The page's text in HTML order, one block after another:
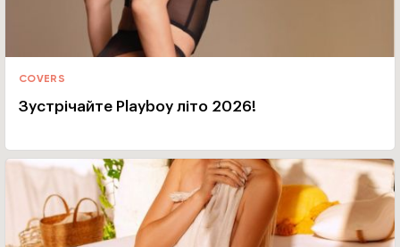
COVERS
Зустрічайте Playboy літо 2026!